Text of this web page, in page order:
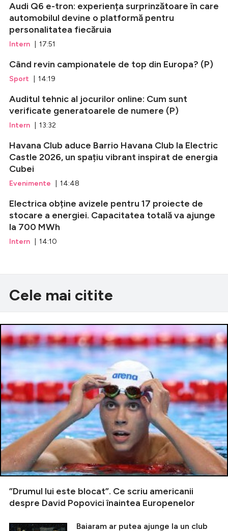
Audi Q6 e-tron: experiența surprinzătoare în care
automobilul devine o platformă pentru
personalitatea fiecăruia
Intern | 17:51
Când revin campionatele de top din Europa? (P)
Sport | 14:19
Auditul tehnic al jocurilor online: Cum sunt
verificate generatoarele de numere (P)
Intern | 13:32
Havana Club aduce Barrio Havana Club la Electric
Castle 2026, un spațiu vibrant inspirat de energia
Cubei
Evenimente | 14:48
Electrica obține avizele pentru 17 proiecte de
stocare a energiei. Capacitatea totală va ajunge
la 700 MWh
Intern | 14:10
Cele mai citite
”Drumul lui este blocat”. Ce scriu americanii
despre David Popovici înaintea Europenelor
Baiaram ar putea ajunge la un club